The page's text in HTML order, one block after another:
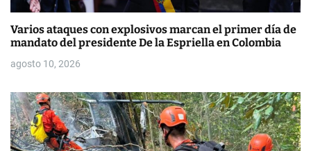
r
a
d
a
s
Varios ataques con explosivos marcan el primer día de
mandato del presidente De la Espriella en Colombia
agosto 10, 2026